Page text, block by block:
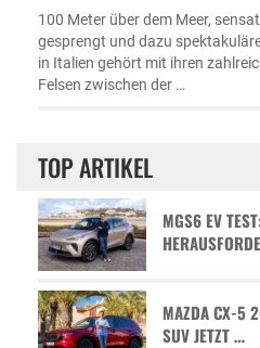
100 Meter über dem Meer,
gesprengt und dazu
in Italien gehört mit ihren
Felsen zwischen der …
TOP ARTIKEL
MGS6 EV
MAZDA CX-5
SUV JETZT …